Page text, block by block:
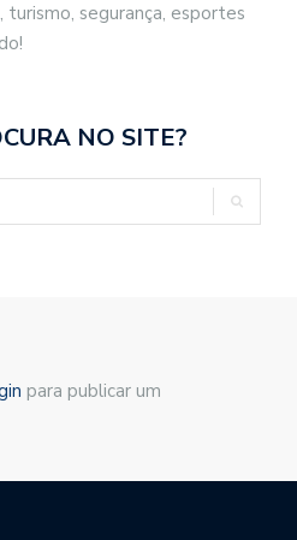
turismo, segurança, esportes
NO SITE?
para publicar um